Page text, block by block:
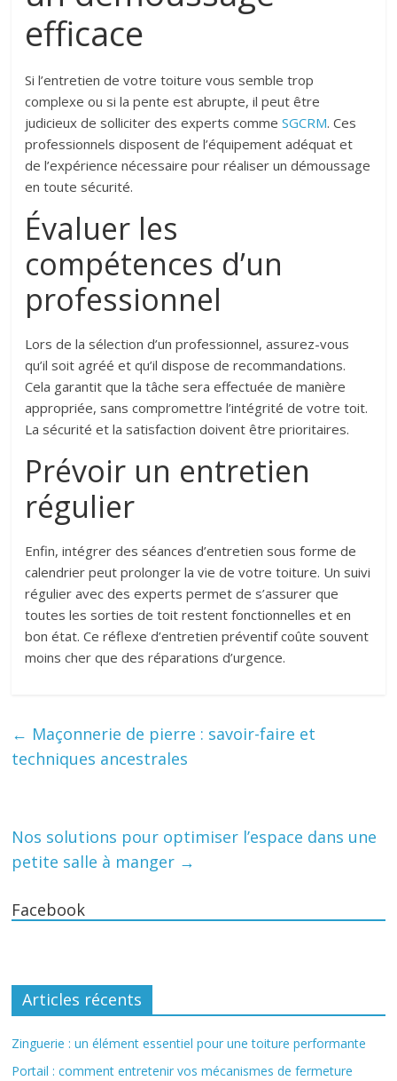
efficace
Si l’entretien de votre toiture vous semble trop
complexe ou si la pente est abrupte, il peut être
judicieux de solliciter des experts commeSGCRM. Ces
professionnels disposent de l’équipement adéquat et
de l’expérience nécessaire pour réaliser un démoussage
en toute sécurité.
Évaluer les
compétences d’un
professionnel
Lors de la sélection d’un professionnel, assurez-vous
qu’il soit agréé et qu’il dispose de recommandations.
Cela garantit que la tâche sera effectuée de manière
appropriée, sans compromettre l’intégrité de votre toit.
La sécurité et la satisfaction doivent être prioritaires.
Prévoir un entretien
régulier
Enfin, intégrer des séances d’entretien sous forme de
calendrier peut prolonger la vie de votre toiture. Un suivi
régulier avec des experts permet de s’assurer que
toutes les sorties de toit restent fonctionnelles et en
bon état. Ce réflexe d’entretien préventif coûte souvent
moins cher que des réparations d’urgence.
← Maçonnerie de pierre : savoir-faire et
techniques ancestrales
Nos solutions pour optimiser l’espace dans une
petite salle à manger →
Facebook
Articles récents
Zinguerie : un élément essentiel pour une toiture performante
Portail : comment entretenir vos mécanismes de fermeture